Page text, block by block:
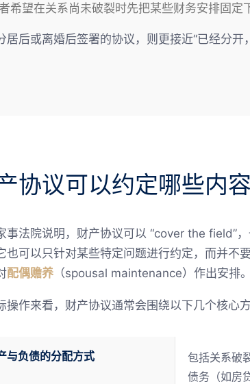
希望在关系尚未破裂时先把某些财务安排固定
居后或离婚后签署的协议，则更接近“已经分
协议可以约定哪些内容
事法院说明，财产协议可以 “cover the field”
也可以只针对某些特定问题进行约定，而并不
配偶赡养 （spousal maintenance）作出安排。
操作来看，财产协议通常会围绕以下几个核心方
与负债的分配方式
包括关系破
债务（如房
好？
决问题吗？